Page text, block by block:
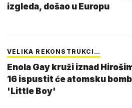
izgleda, došao u Europu
VELIKA REKONSTRUKCI…
Enola Gay kruži iznad
16 ispustit će atomsku
'Little Boy'